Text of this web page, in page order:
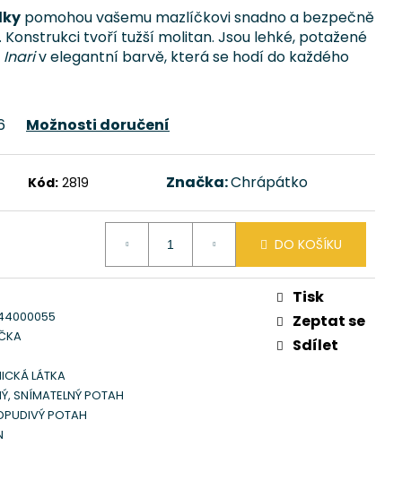
pomohou vašemu mazlíčkovi snadno a bezpečně
tvoří tužší molitan. Jsou lehké, potažené
Inariv elegantní barvě, která se hodí do každého
Možnosti doručení
Kód: 2819 Značka:Chrápátko
DO KOŠÍKU
LÁTKA
SNÍMATELNÝ POTAH
POTAH
Tisk
Zeptat se
Sdílet